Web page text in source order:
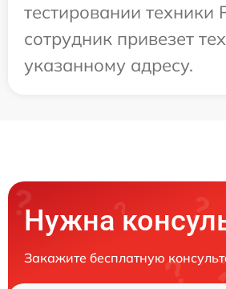
тестировании техники
сотрудник привезет
указанному адресу.
Нужна
Закажите бесплатную